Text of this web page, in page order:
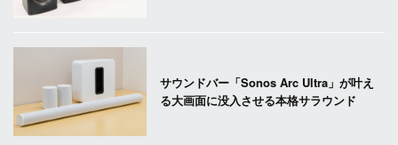
サウンドバー「Sonos Arc Ultra」が叶え
る大画面に没入させる本格サラウンド